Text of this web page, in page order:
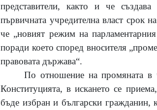
представители, както и че
първичната учредителна власт срок
че „новият режим на
поради което според вносителя
правовата държава“.
По отношение на промяната
Конституцията, в искането се
бъде избран и български гражданин,